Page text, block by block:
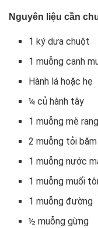
Nguyên liệu cần
1 ký dưa chuột
1 muỗng canh
Hành lá hoặc hẹ
¼ củ hành tây
1 muỗng mè rang
2 muỗng tỏi băm
1 muỗng nước
1 muỗng muối
1 muỗng đường
½ muỗng gừng